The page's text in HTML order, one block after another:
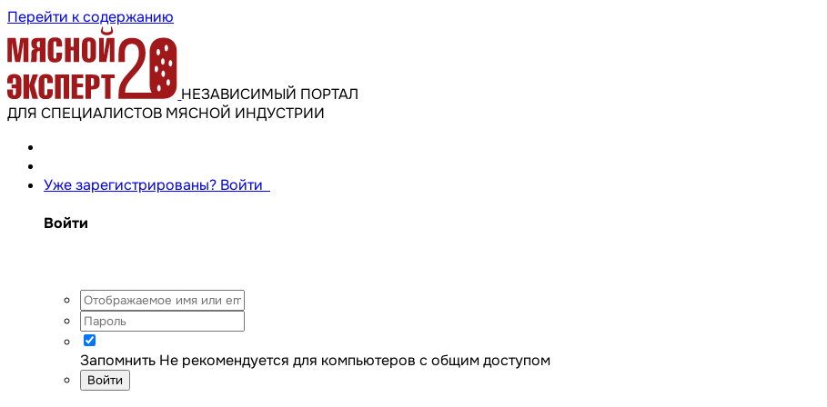
Перейти к содержанию
НЕЗАВИСИМЫЙ ПОРТАЛ
ДЛЯ СПЕЦИАЛИСТОВ МЯСНОЙ ИНДУСТРИИ
Уже зарегистрированы? Войти
Войти
Запомнить Не рекомендуется для компьютеров с общим доступом
Войти